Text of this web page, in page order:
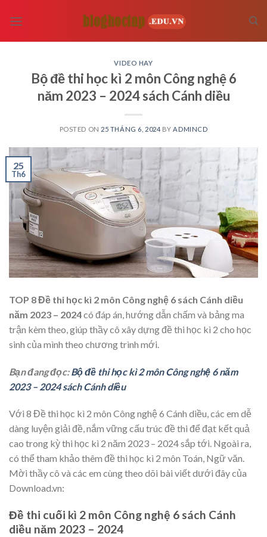
VIDEO HAY
Bộ đề thi học kì 2 môn Công nghệ 6
năm 2023 – 2024 sách Cánh diều
POSTED ON 25 THÁNG 6, 2024 BY ADMINCD
25
Th6
TOP 8 Đề thi học kì 2 môn Công nghệ 6 sách Cánh diều
năm 2023 – 2024có đáp án, hướng dẫn chấm và bảng ma
trận kèm theo, giúp thầy cô xây dựng đề thi học kì 2 cho học
sinh của mình theo chương trình mới.
Bạn đang đọc:Bộ đề thi học kì 2 môn Công nghệ 6 năm
2023 – 2024 sách Cánh diều
Với 8 Đề thi học kì 2 môn Công nghệ 6 Cánh diều, các em dễ
dàng luyện giải đề, nắm vững cấu trúc đề thi để đạt kết quả
cao trong kỳ thi học kì 2 năm 2023 – 2024 sắp tới. Ngoài ra,
có thể tham khảo thêm đề thi học kì 2 môn Toán, Ngữ văn.
Mời thầy cô và các em cùng theo dõi bài viết dưới đây của
Download.vn:
Đề thi cuối kì 2 môn Công nghệ 6 sách Cánh
diều năm 2023 – 2024